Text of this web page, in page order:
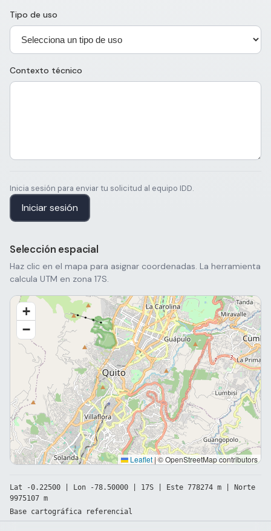
Tipo de uso
Contexto técnico
Inicia sesión para enviar tu solicitud al equipo IDD.
Iniciar sesión
Selección espacial
Haz clic en el mapa para asignar coordenadas. La herramienta
calcula UTM en zona 17S.
+
−
Leaflet |© OpenStreetMap contributors
Lat -0.22500 | Lon -78.50000 | 17S | Este 778274 m | Norte
9975107 m
Base cartográfica referencial